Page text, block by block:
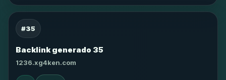
#35
Backlink generado 35
1236.xg4ken.com